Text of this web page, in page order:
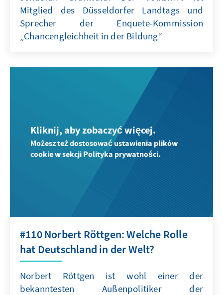
Mitglied des Düsseldorfer Landtags und
Sprecher der Enquete-Kommission
„Chancengleichheit in der Bildung“
Kliknij, aby zobaczyć więcej.
Możesz też dostosować ustawienia plików
cookie w sekcji Polityka prywatności.
#110 Norbert Röttgen: Welche Rolle
hat Deutschland in der Welt?
Norbert Röttgen ist wohl einer der
bekanntesten Außenpolitiker der